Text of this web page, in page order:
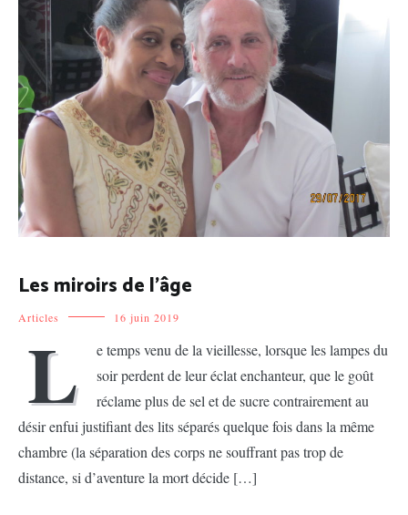
Les miroirs de l’âge
Articles 16 juin 2019
L
e temps venu de la vieillesse, lorsque les lampes du
soir perdent de leur éclat enchanteur, que le goût
réclame plus de sel et de sucre contrairement au
désir enfui justifiant des lits séparés quelque fois dans la même
chambre (la séparation des corps ne souffrant pas trop de
distance, si d’aventure la mort décide […]